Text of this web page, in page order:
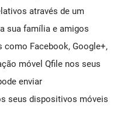
através de um
sua família e amigos
Facebook, Google+,
móvel Qfile nos seus
enviar
seus dispositivos móveis